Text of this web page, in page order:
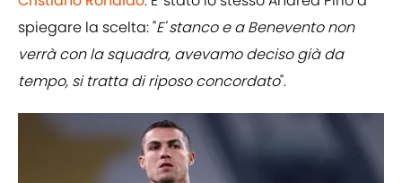
spiegare la scelta: "E' stanco e a Benevento non
verrà con la squadra, avevamo deciso già da
tempo, si tratta di riposo concordato".